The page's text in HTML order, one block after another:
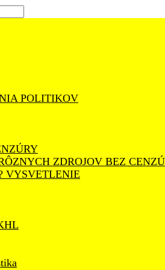
POLITIKOV
ZDROJOV BEZ
VYSVETLENIE